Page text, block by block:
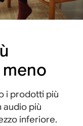
i prodotti più
audio più
inferiore.